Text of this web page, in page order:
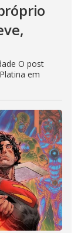
O post
em